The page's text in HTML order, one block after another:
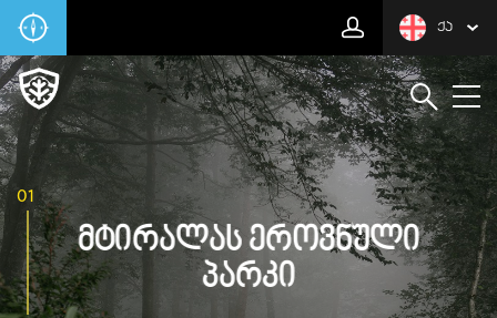
ᲥᲐ
01
Მტირალას Ეროვნული
Პარკი